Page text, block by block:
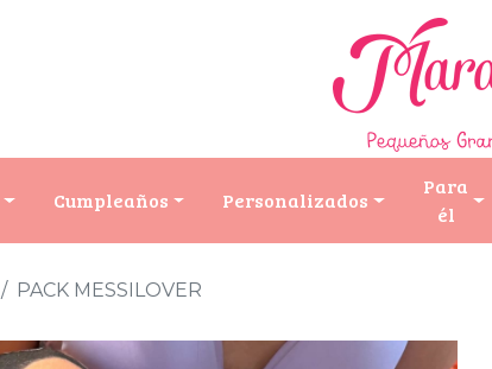
Cumpleaños Personalizados
Para
él
PACK MESSILOVER